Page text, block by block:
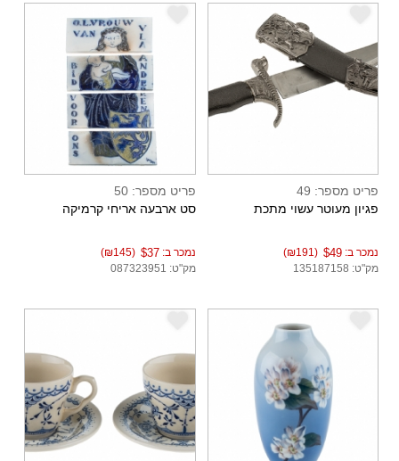
פריט מספר: 49
פגיון מעוטר עשוי מתכת
נמכר ב: $49
(₪191)
מק"ט: 135187158
פריט מספר: 50
סט ארבעה אריחי קרמיקה
נמכר ב:$37
(₪145)
מק"ט: 087323951